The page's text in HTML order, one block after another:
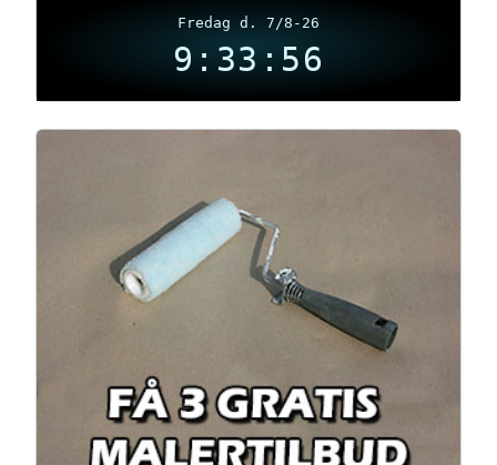
Fredag d. 7/8-26
9:33:57